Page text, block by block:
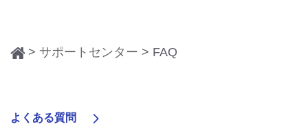
> サポートセンター > FAQ
よくある質問